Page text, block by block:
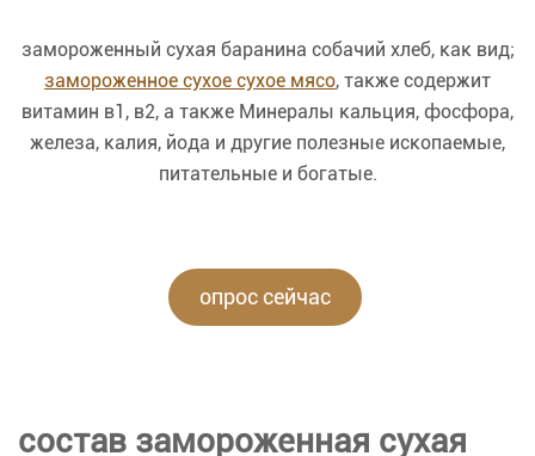
замороженный сухая баранина собачий хлеб, как вид;
замороженное сухое сухое мясо, также содержит
витамин в1, в2, а также Минералы кальция, фосфора,
железа, калия, йода и другие полезные ископаемые,
питательные и богатые.
опрос сейчас
состав замороженная сухая